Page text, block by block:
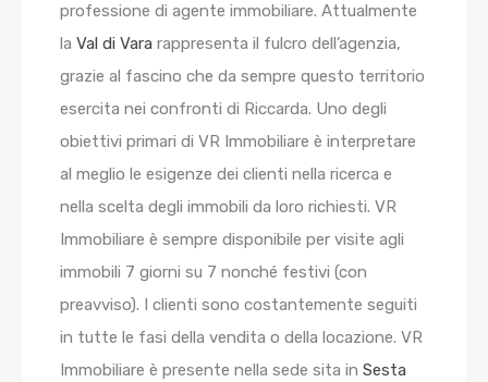
professione di agente immobiliare. Attualmente
la Val di Vara rappresenta il fulcro dell’agenzia,
grazie al fascino che da sempre questo territorio
esercita nei confronti di Riccarda. Uno degli
obiettivi primari di VR Immobiliare è interpretare
al meglio le esigenze dei clienti nella ricerca e
nella scelta degli immobili da loro richiesti. VR
Immobiliare è sempre disponibile per visite agli
immobili 7 giorni su 7 nonché festivi (con
preavviso). I clienti sono costantemente seguiti
in tutte le fasi della vendita o della locazione. VR
Immobiliare è presente nella sede sita in Sesta